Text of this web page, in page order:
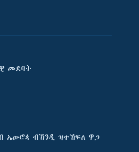
መደባት
ኤውሮጳ ብኽንዲ ዝተኸፍለ ዋጋ